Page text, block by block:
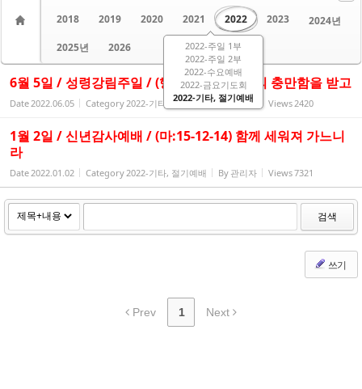
2018
2019 2020 2021 2022
2022-주일 1부
2022-주일 2부
2022-수요예배
2022-금요기도회
2022-기타, 절기예배
2023
2024년
2025년
2026
6월 5일 / 성령강림주일 / (행 2:1-4) 다 성령의 충만함을 받고
Date2022.06.05 Category2022-기타, 절기예배 By관리자 Views2420
1월 2일 / 신년감사예배 / (마:15-12-14) 함께 세워져 가느니
라
Date2022.01.02 Category2022-기타, 절기예배 By 관리자 Views7321
검색
쓰기
Prev 1 Next